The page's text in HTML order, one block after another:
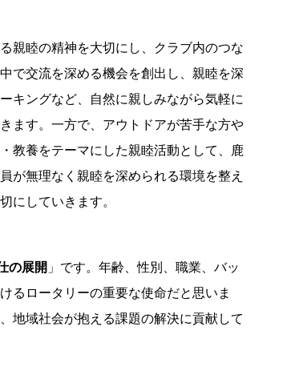
親睦の精神を大切にし、クラブ内のつな
で交流を深める機会を創出し、親睦を深
キングなど、自然に親しみながら気軽に
ます。一方で、アウトドアが苦手な方や
教養をテーマにした親睦活動として、鹿
が無理なく親睦を深められる環境を整え
にしていきます。
の展開 」です。年齢、性別、職業、バッ
るロータリーの重要な使命だと思いま
地域社会が抱える課題の解決に貢献して